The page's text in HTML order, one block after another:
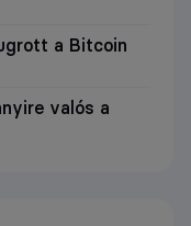
a Bitcoin
valós a